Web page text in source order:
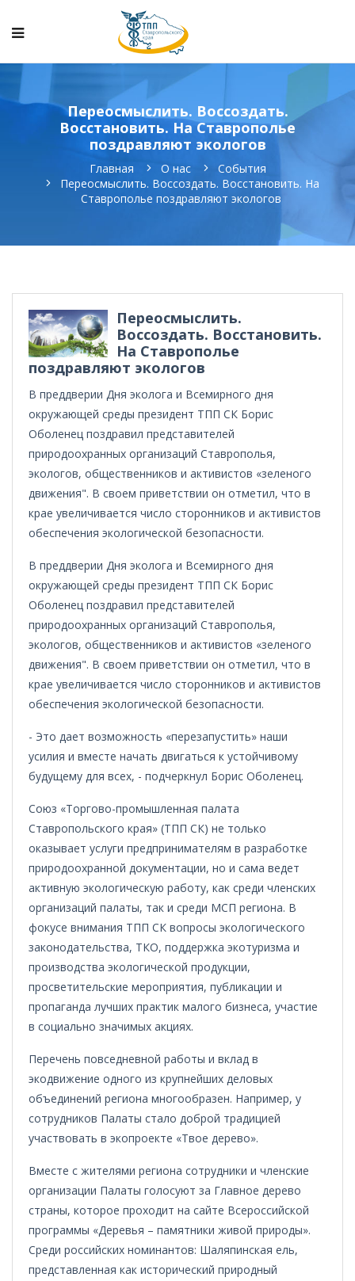
Переосмыслить. Воссоздать.
Восстановить. На Ставрополье
поздравляют экологов
Главная О нас
События
Переосмыслить. Воссоздать. Восстановить. На
Ставрополье поздравляют экологов
Переосмыслить.
Воссоздать. Восстановить.
На Ставрополье
поздравляют экологов
В преддверии Дня эколога и Всемирного дня
окружающей среды президент ТПП СК Борис
Оболенец поздравил представителей
природоохранных организаций Ставрополья,
экологов, общественников и активистов «зеленого
движения". В своем приветствии он отметил, что в
крае увеличивается число сторонников и активистов
обеспечения экологической безопасности.
В преддверии Дня эколога и Всемирного дня
окружающей среды президент ТПП СК Борис
Оболенец поздравил представителей
природоохранных организаций Ставрополья,
экологов, общественников и активистов «зеленого
движения". В своем приветствии он отметил, что в
крае увеличивается число сторонников и активистов
обеспечения экологической безопасности.
- Это дает возможность «перезапустить» наши
усилия и вместе начать двигаться к устойчивому
будущему для всех, - подчеркнул Борис Оболенец.
Союз «Торгово-промышленная палата
Ставропольского края» (ТПП СК) не только
оказывает услуги предпринимателям в разработке
природоохранной документации, но и сама ведет
активную экологическую работу, как среди членских
организаций палаты, так и среди МСП региона. В
фокусе внимания ТПП СК вопросы экологического
законодательства, ТКО, поддержка экотуризма и
производства экологической продукции,
просветительские мероприятия, публикации и
пропаганда лучших практик малого бизнеса, участие
в социально значимых акциях.
Перечень повседневной работы и вклад в
экодвижение одного из крупнейших деловых
объединений региона многообразен. Например, у
сотрудников Палаты стало доброй традицией
участвовать в экопроекте «Твое дерево».
Вместе с жителями региона сотрудники и членские
организации Палаты голосуют за Главное дерево
страны, которое проходит на сайте Всероссийской
программы «Деревья – памятники живой природы».
Среди российских номинантов: Шаляпинская ель,
представленная как исторический природный